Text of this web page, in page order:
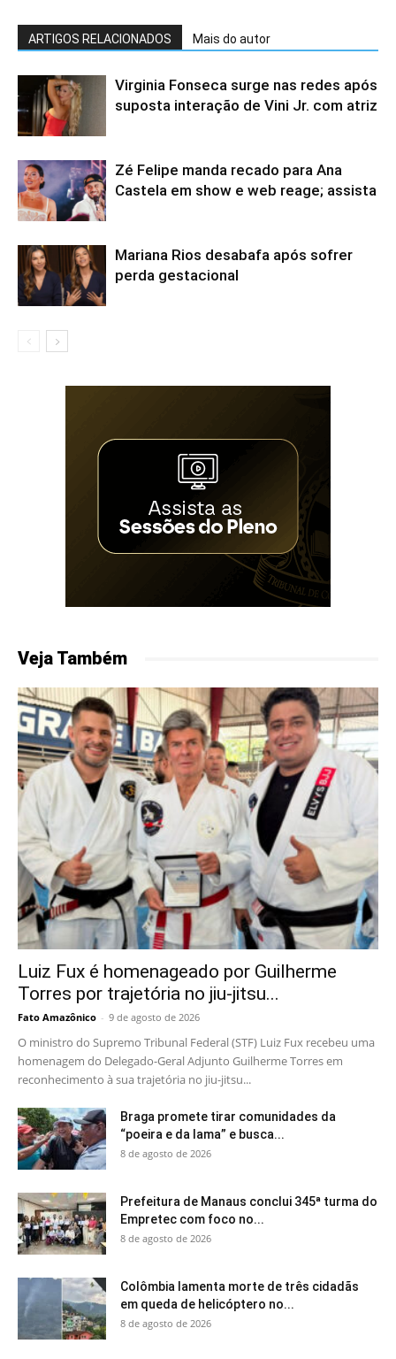
ARTIGOS RELACIONADOS Mais do autor
Virginia Fonseca surge nas redes após
suposta interação de Vini Jr. com atriz
Zé Felipe manda recado para Ana
Castela em show e web reage; assista
Mariana Rios desabafa após sofrer
perda gestacional
Veja Também
Luiz Fux é homenageado por Guilherme
Torres por trajetória no jiu-jitsu...
Fato Amazônico - 9 de agosto de 2026
O ministro do Supremo Tribunal Federal (STF) Luiz Fux recebeu uma
homenagem do Delegado-Geral Adjunto Guilherme Torres em
reconhecimento à sua trajetória no jiu-jitsu...
Braga promete tirar comunidades da
“poeira e da lama” e busca...
8 de agosto de 2026
Prefeitura de Manaus conclui 345ª turma do
Empretec com foco no...
8 de agosto de 2026
Colômbia lamenta morte de três cidadãs
em queda de helicóptero no...
8 de agosto de 2026